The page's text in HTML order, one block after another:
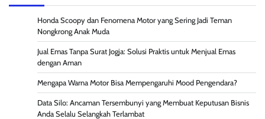
Honda Scoopy dan Fenomena Motor yang Sering Jadi Teman
Nongkrong Anak Muda
Jual Emas Tanpa Surat Jogja: Solusi Praktis untuk Menjual Emas
dengan Aman
Mengapa Warna Motor Bisa Mempengaruhi Mood Pengendara?
Data Silo: Ancaman Tersembunyi yang Membuat Keputusan Bisnis
Anda Selalu Selangkah Terlambat